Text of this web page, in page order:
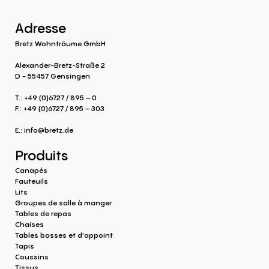
Adresse
Bretz Wohnträume GmbH
Alexander-Bretz-Straße 2
D - 55457 Gensingen
T.: +49 (0)6727 / 895 – 0
F.: +49 (0)6727 / 895 – 303
E.: info@bretz.de
Produits
Canapés
Fauteuils
Lits
Groupes de salle à manger
Tables de repas
Chaises
Tables basses et d'appoint
Tapis
Coussins